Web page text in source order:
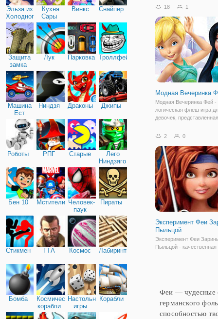
Эльза из
Холодного
сердца
Кухня
Сары
Винкс Снайпер
Защита
замка
Лук Парковка Троллфейс
Машина
Ест
Машину
Ниндзя Драконы Джипы
Роботы РПГ Старые
Лего
Ниндзяго
Бен 10 Мстители Человек-
паук
Пираты
Стикмен ГТА Космос Лабиринты
Бомба
Космические
корабли
Настольные
игры
Корабли
феями из клуба Винкс и
существами. Вы можете
феями Текной, Мусой,
18 1
Модная Вечеринка
Модная Вечеринка Фей -
логическая флеш игра
девочек,
увидите знакомых
вечеринку. Но ни одна
не обходится без
2 0
Эксперимент Феи
Пыльцой
Эксперимент Феи
Пыльцой - качественная
сложнее, чем кажется на
Феи — чудесные
германского
способностью